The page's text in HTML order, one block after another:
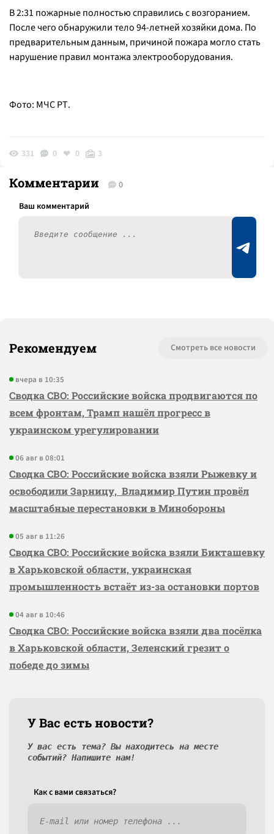
В 2:31 пожарные полностью справились с возгоранием.
После чего обнаружили тело 94-летней хозяйки дома. По
предварительным данным, причиной пожара могло стать
нарушение правил монтажа электрооборудования.
Фото: МЧС РТ.
331 0 0 3
Комментарии 0
Рекомендуем Смотреть все новости
вчера в 10:35
Сводка СВО: Российские войска продвигаются по
всем фронтам, Трамп нашёл прогресс в
украинском урегулировании
06 авг в 08:01
Сводка СВО: Российские войска взяли Рыжевку и
освободили Зарницу, Владимир Путин провёл
масштабные перестановки в Минобороны
05 авг в 11:26
Сводка СВО: Российские войска взяли Бикташевку
в Харьковской области, украинская
промышленность встаёт из-за остановки портов
04 авг в 10:46
Сводка СВО: Российские войска взяли два посёлка
в Харьковской области, Зеленский грезит о
победе до зимы
У Вас есть новости?
У вас есть тема? Вы находитесь на месте
событий? Напишите нам!
Как c вами связаться?